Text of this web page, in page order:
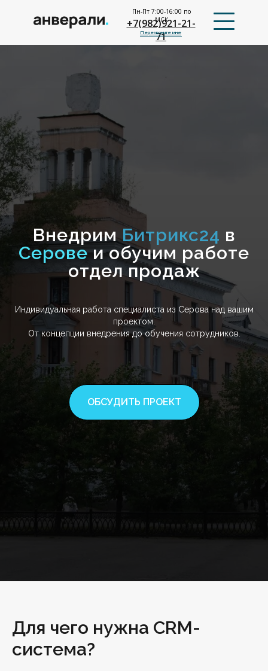
+7(982)921-21-
71
Пн-Пт 7:00-16:00 по
МСК
Перезвоните мне
Внедрим Битрикс24 в
Серовеи обучим работе
отдел продаж
Индивидуальная работа специалиста из Серова над вашим
проектом.
От концепции внедрения до обучения сотрудников.
ОБСУДИТЬ ПРОЕКТ
Для чего нужна CRM-
система?